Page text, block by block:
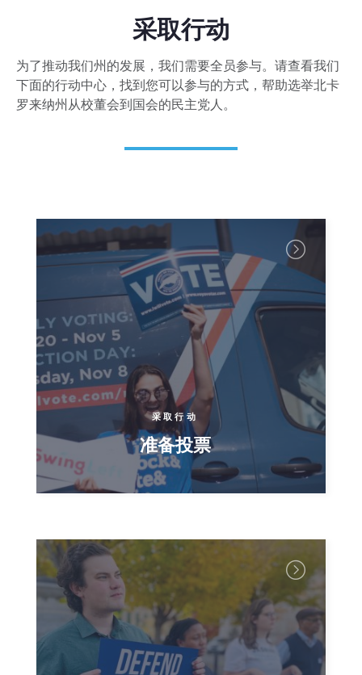
采取行动
为了推动我们州的发展，我们需要全员参与。请查看我们
下面的行动中心，找到您可以参与的方式，帮助选举北卡
罗来纳州从校董会到国会的民主党人。
采取行动
准备投票